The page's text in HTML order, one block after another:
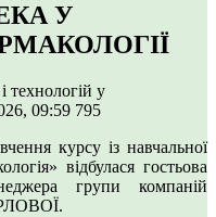
У
технологій у
09:59 795
курсу із навчальної
відбулася гостьова
групи компаній